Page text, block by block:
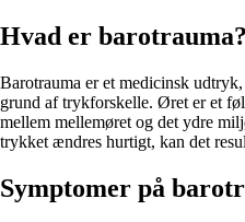
Hvad er barotrauma?
Barotrauma er et medicinsk
grund af trykforskelle. Øret er et
mellem mellemøret og det ydre
trykket ændres hurtigt, kan det
Symptomer på